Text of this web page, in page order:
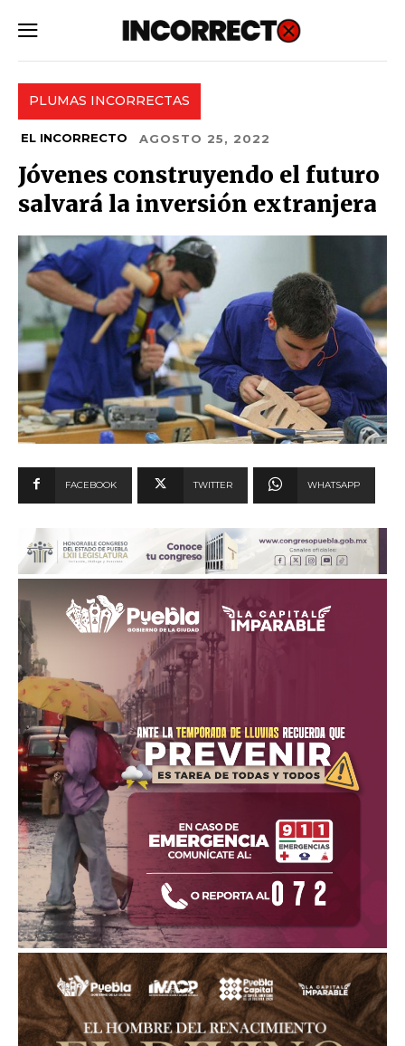
PLUMAS INCORRECTAS
EL INCORRECTO AGOSTO 25, 2022
Jóvenes construyendo el futuro
salvará la inversión extranjera
FACEBOOK TWITTER WHATSAPP